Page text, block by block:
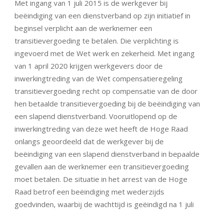
Met ingang van 1 juli 2015 is de werkgever bij
beëindiging van een dienstverband op zijn initiatief in
beginsel verplicht aan de werknemer een
transitievergoeding te betalen. Die verplichting is
ingevoerd met de Wet werk en zekerheid. Met ingang
van 1 april 2020 krijgen werkgevers door de
inwerkingtreding van de Wet compensatieregeling
transitievergoeding recht op compensatie van de door
hen betaalde transitievergoeding bij de beëindiging van
een slapend dienstverband. Vooruitlopend op de
inwerkingtreding van deze wet heeft de Hoge Raad
onlangs geoordeeld dat de werkgever bij de
beëindiging van een slapend dienstverband in bepaalde
gevallen aan de werknemer een transitievergoeding
moet betalen. De situatie in het arrest van de Hoge
Raad betrof een beëindiging met wederzijds
goedvinden, waarbij de wachttijd is geëindigd na 1 juli